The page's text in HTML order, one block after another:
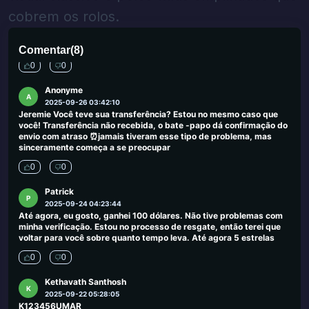
cobrem os rolos.
Comentar(8)
A
Ahmed Adola
Enormes lucros para a sorte da Wingoa
0 0
A
Anonyme
2025-09-26 03:42:10
Jeremie Você teve sua transferência? Estou no mesmo caso que
você! Transferência não recebida, o bate -papo dá confirmação do
envio com atraso ⏰jamais tiveram esse tipo de problema, mas
sinceramente começa a se preocupar
0 0
P
Patrick
2025-09-24 04:23:44
Até agora, eu gosto, ganhei 100 dólares. Não tive problemas com
minha verificação. Estou no processo de resgate, então terei que
voltar para você sobre quanto tempo leva. Até agora 5 estrelas
0 0
K
Kethavath Santhosh
2025-09-22 05:28:05
K123456UMAR